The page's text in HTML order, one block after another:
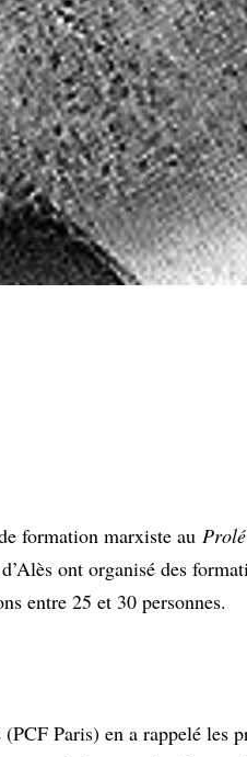
formation marxiste au Prolé
ont organisé des
entre 25 et 30 personnes.
Paris) en a rappelé les